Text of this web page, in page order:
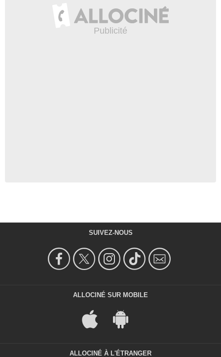
SUIVEZ-NOUS
ALLOCINÉ SUR MOBILE
ALLOCINÉ À L'ÉTRANGER